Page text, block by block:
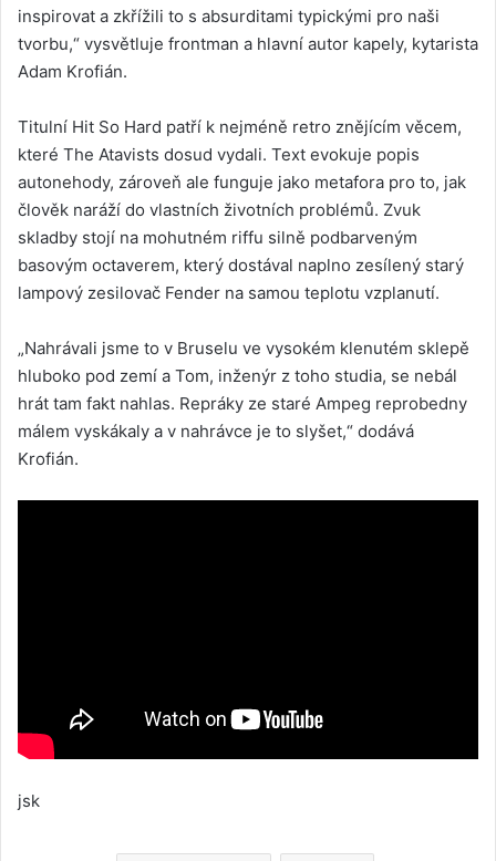
inspirovat a zkřížili to s absurditami typickými pro naši
tvorbu,“ vysvětluje frontman a hlavní autor kapely, kytarista
Adam Krofián.
Titulní Hit So Hard patří k nejméně retro znějícím věcem,
které The Atavists dosud vydali. Text evokuje popis
autonehody, zároveň ale funguje jako metafora pro to, jak
člověk naráží do vlastních životních problémů. Zvuk
skladby stojí na mohutném riffu silně podbarveným
basovým octaverem, který dostával naplno zesílený starý
lampový zesilovač Fender na samou teplotu vzplanutí.
„Nahrávali jsme to v Bruselu ve vysokém klenutém sklepě
hluboko pod zemí a Tom, inženýr z toho studia, se nebál
hrát tam fakt nahlas. Repráky ze staré Ampeg reprobedny
málem vyskákaly a v nahrávce je to slyšet,“ dodává
Krofián.
jsk